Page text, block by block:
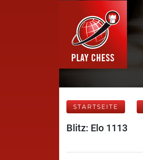
STARTSEITE
Blitz: Elo 1113